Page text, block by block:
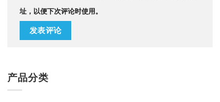
址，以便下次评论时使用。
产品分类